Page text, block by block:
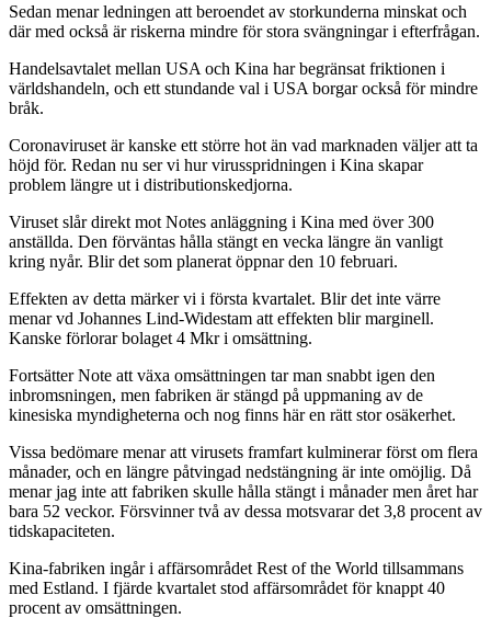
Sedan menar ledningen att beroendet av storkunderna minskat och
där med också är riskerna mindre för stora svängningar i efterfrågan.
Handelsavtalet mellan USA och Kina har begränsat friktionen i
världshandeln, och ett stundande val i USA borgar också för mindre
bråk.
Coronaviruset är kanske ett större hot än vad marknaden väljer att ta
höjd för. Redan nu ser vi hur virusspridningen i Kina skapar
problem längre ut i distributionskedjorna.
Viruset slår direkt mot Notes anläggning i Kina med över 300
anställda. Den förväntas hålla stängt en vecka längre än vanligt
kring nyår. Blir det som planerat öppnar den 10 februari.
Effekten av detta märker vi i första kvartalet. Blir det inte värre
menar vd Johannes Lind-Widestam att effekten blir marginell.
Kanske förlorar bolaget 4 Mkr i omsättning.
Fortsätter Note att växa omsättningen tar man snabbt igen den
inbromsningen, men fabriken är stängd på uppmaning av de
kinesiska myndigheterna och nog finns här en rätt stor osäkerhet.
Vissa bedömare menar att virusets framfart kulminerar först om flera
månader, och en längre påtvingad nedstängning är inte omöjlig. Då
menar jag inte att fabriken skulle hålla stängt i månader men året har
bara 52 veckor. Försvinner två av dessa motsvarar det 3,8 procent av
tidskapaciteten.
Kina-fabriken ingår i affärsområdet Rest of the World tillsammans
med Estland. I fjärde kvartalet stod affärsområdet för knappt 40
procent av omsättningen.